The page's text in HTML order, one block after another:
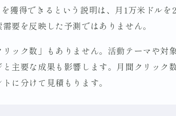
獲得できるという説明は、月1万米ドルを
要を反映した予測ではありません。
ック数」もありません。活動テーマや対
主要な成果も影響します。月間クリック
に分けて見積もります。